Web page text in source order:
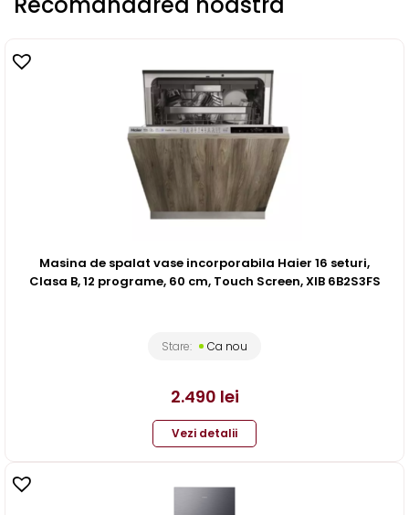
Masina de spalat vase incorporabila Haier 16 seturi,
Clasa B, 12 programe, 60 cm, Touch Screen, XIB 6B2S3FS
Stare: Ca nou
2.490 lei
Vezi detalii